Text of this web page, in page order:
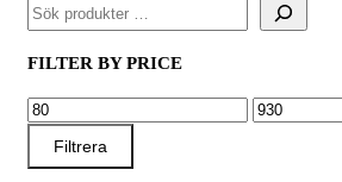
FILTER BY PRICE
MIN
PRIS
MAX
Filtrera